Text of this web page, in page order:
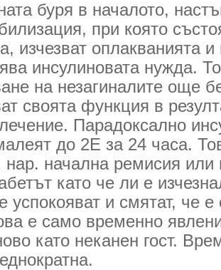
буря в началото,
при която
изчезват оплакванията
инсулиновата нужда.
на незагиналите още
своята функция в
Парадоксално
до 2Е за 24 часа.
нар. начална ремисия
като че ли е
успокояват и смятат, че
е само временно
като неканен гост.